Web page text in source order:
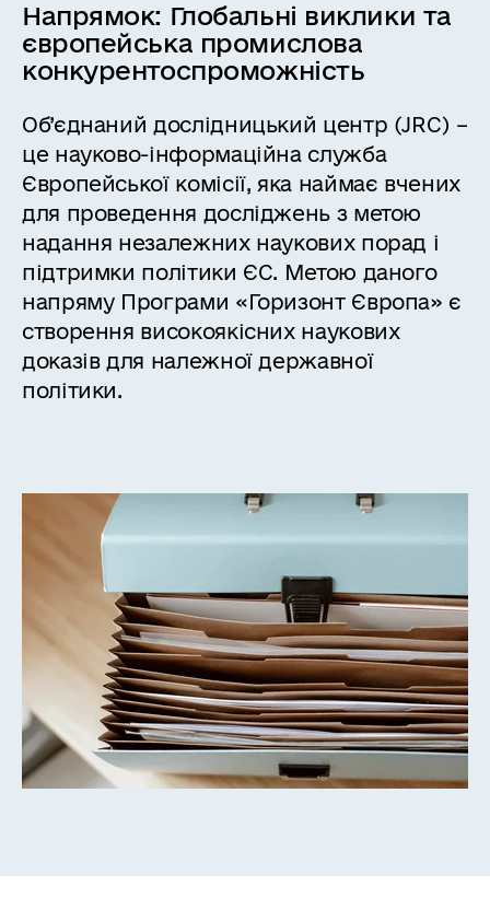
Напрямок: Глобальні виклики та
європейська промислова
конкурентоспроможність
Об’єднаний дослідницький центр (JRC) –
це науково-інформаційна служба
Європейської комісії, яка наймає вчених
для проведення досліджень з метою
надання незалежних наукових порад і
підтримки політики ЄС. Метою даного
напряму Програми «Горизонт Європа» є
створення високоякісних наукових
доказів для належної державної
політики.